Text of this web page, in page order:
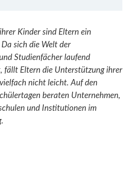
Kinder sind Eltern ein
sich die Welt der
Studienfächer laufend
fällt Eltern die Unterstützung ihrer
nicht leicht. Auf den
beraten Unternehmen,
und Institutionen im